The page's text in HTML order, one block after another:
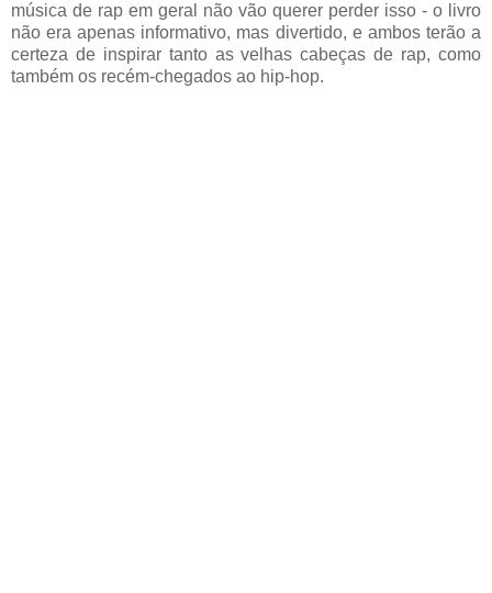
música de rap em geral não vão querer perder isso - o livro
não era apenas informativo, mas divertido, e ambos terão a
certeza de inspirar tanto as velhas cabeças de rap, como
também os recém-chegados ao hip-hop.